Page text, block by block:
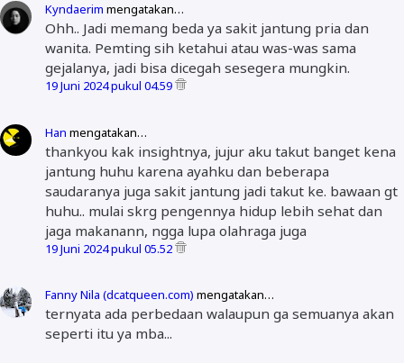
Kyndaerim mengatakan…
Ohh.. Jadi memang beda ya sakit jantung pria dan
wanita. Pemting sih ketahui atau was-was sama
gejalanya, jadi bisa dicegah sesegera mungkin.
19 Juni 2024 pukul 04.59
Han mengatakan…
thankyou kak insightnya, jujur aku takut banget kena
jantung huhu karena ayahku dan beberapa
saudaranya juga sakit jantung jadi takut ke. bawaan gt
huhu.. mulai skrg pengennya hidup lebih sehat dan
jaga makanann, ngga lupa olahraga juga
19 Juni 2024 pukul 05.52
Fanny Nila (dcatqueen.com) mengatakan…
ternyata ada perbedaan walaupun ga semuanya akan
seperti itu ya mba...